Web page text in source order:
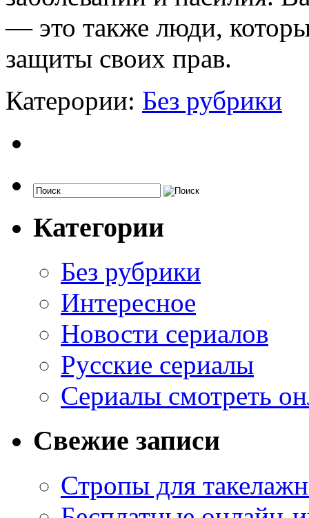
— это также люди,
защиты своих прав.
Катерории: Без рубрики
Категории
Без рубрики
Интересное
Новости сериалов
Русские сериалы
Сериалы смотреть
Свежие записи
Стропы для